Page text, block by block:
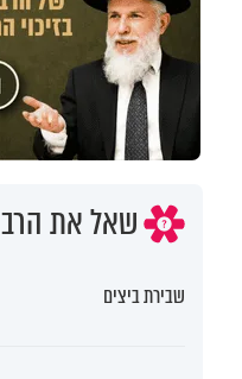
שאל את הרב
שבירת ביצים